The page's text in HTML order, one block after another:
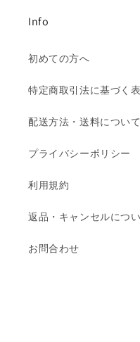
Info
初めての方へ
特定商取引法に基づく
配送方法・送料について
プライバシーポリシー
利用規約
返品・キャンセルにつ
お問合わせ